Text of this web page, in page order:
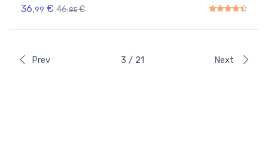
36,99 € 46,85 €
Prev 3 / 21 Next